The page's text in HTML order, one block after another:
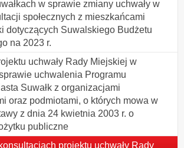
w sprawie zmiany uchwały w
społecznych z mieszkańcami
dotyczących Suwalskiego Budżetu
na 2023 r.
uchwały Rady Miejskiej w
uchwalenia Programu
Suwałk z organizacjami
oraz podmiotami, o których mowa w
z dnia 24 kwietnia 2003 r. o
publiczne
projektu uchwały Rady